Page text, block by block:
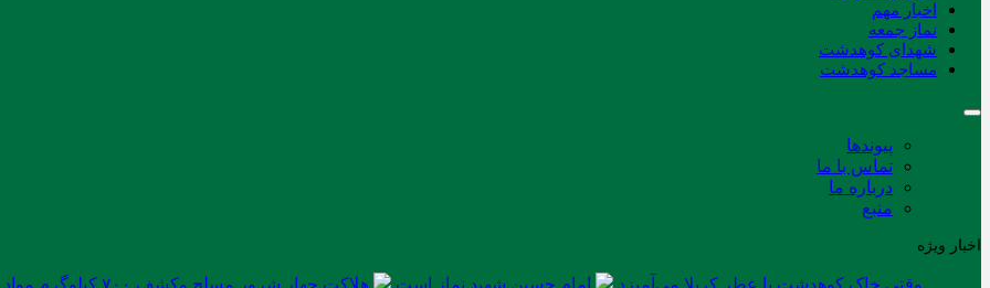
اخبار مهم
نماز جمعه
شهدای کوهدشت
مساجد کوهدشت
پیوندها
تماس با ما
درباره ما
منبع
اخبار ویژه
وقتی خاک کوهدشت با عطر کربلا می‌آمیزد امام حسین شهید نماز است هلاکت چهار شرور مسلح وکشف ۷۰۰ کیلوگرم مواد مخدر